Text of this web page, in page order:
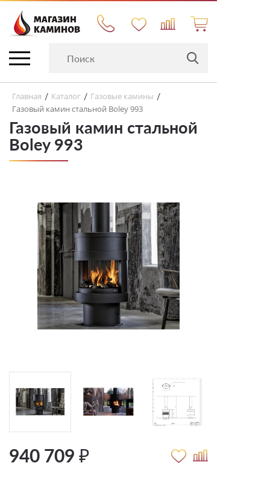
Главная / Каталог / Газовые камины /
Газовый камин стальной Boley 993
Газовый камин стальной
Boley 993
940 709 ₽